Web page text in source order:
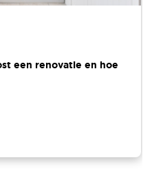
een renovatie en hoe